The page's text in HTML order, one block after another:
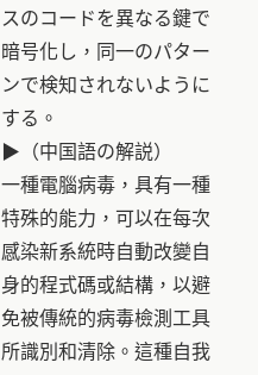
スのコードを異なる鍵で
暗号化し，同一のパター
ンで検知されないように
する。
▶（中国語の解説）
一種電腦病毒，具有一種
特殊的能力，可以在每次
感染新系統時自動改變自
身的程式碼或結構，以避
免被傳統的病毒檢測工具
所識別和清除。這種自我